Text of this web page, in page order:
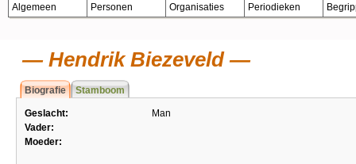
Algemeen Personen Organisaties Periodieken
Hendrik Biezeveld
Biografie Stamboom
Geslacht:
Man
Vader:
Moeder: